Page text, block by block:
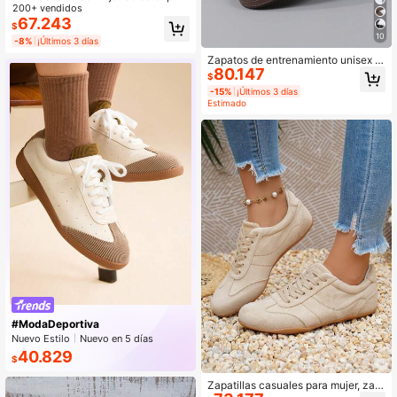
ura sólido, tejidos, transpirables, ad
ecuados para escuela, oficina, corr
er, ligeros, para fitness, senderismo,
fiesta, cena, compras, citas, zapato
200+ vendidos
$67.243
-8% ¡Últimos 3 días
#ModaDeportiva
Nuevo Estilo
Nuevo en 5 días
Subiendo 77%
$40.829
10
Zapatos de entrenamiento unisex c
on cordones para mujer, zapatos de
mujer de talla grande, zapatos depo
rtivos casuales versátiles de moda
moderna para exterior, calle y camp
us, zapatos de pareja
$80.147
-15% ¡Últimos 3 días
Estimado
Zapatillas casuales para mujer, zap